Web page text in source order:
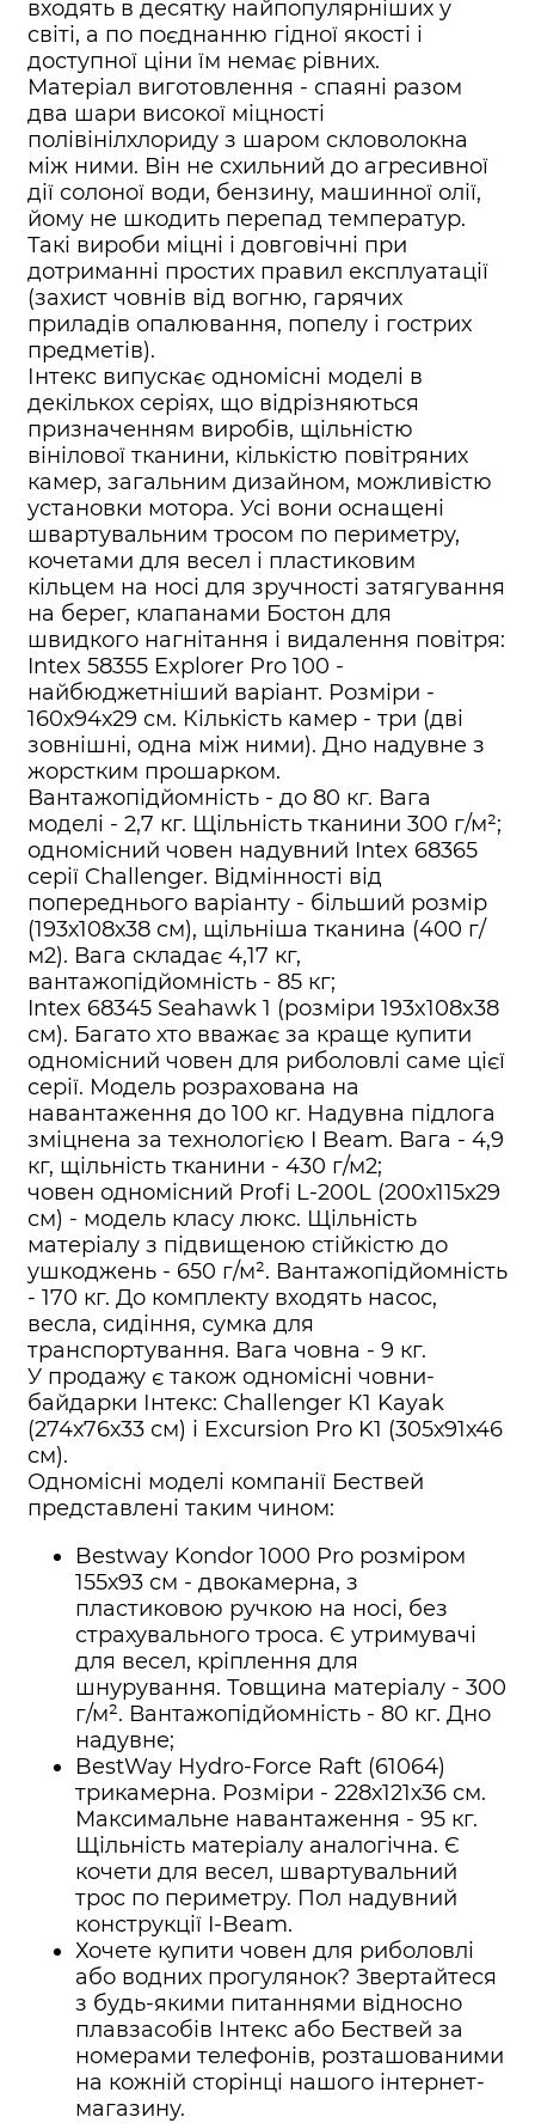
входять в десятку найпопулярніших у
світі, а по поєднанню гідної якості і
доступної ціни їм немає рівних.
Матеріал виготовлення - спаяні разом
два шари високої міцності
полівінілхлориду з шаром скловолокна
між ними. Він не схильний до агресивної
дії солоної води, бензину, машинної олії,
йому не шкодить перепад температур.
Такі вироби міцні і довговічні при
дотриманні простих правил експлуатації
(захист човнів від вогню, гарячих
приладів опалювання, попелу і гострих
предметів).
Інтекс випускає одномісні моделі в
декількох серіях, що відрізняються
призначенням виробів, щільністю
вінілової тканини, кількістю повітряних
камер, загальним дизайном, можливістю
установки мотора. Усі вони оснащені
швартувальним тросом по периметру,
кочетами для весел і пластиковим
кільцем на носі для зручності затягування
на берег, клапанами Бостон для
швидкого нагнітання і видалення повітря:
Intex 58355 Explorer Pro 100 -
найбюджетніший варіант. Розміри -
160х94х29 см. Кількість камер - три (дві
зовнішні, одна між ними). Дно надувне з
жорстким прошарком.
Вантажопідйомність - до 80 кг. Вага
моделі - 2,7 кг. Щільність тканини 300 г/м²;
одномісний човен надувний Intex 68365
серії Challenger. Відмінності від
попереднього варіанту - більший розмір
(193х108х38 см), щільніша тканина (400 г/
м2). Вага складає 4,17 кг,
вантажопідйомність - 85 кг;
Intex 68345 Seahawk 1 (розміри 193x108x38
см). Багато хто вважає за краще купити
одномісний човен для риболовлі саме цієї
серії. Модель розрахована на
навантаження до 100 кг. Надувна підлога
зміцнена за технологією I Beam. Вага - 4,9
кг, щільність тканини - 430 г/м2;
човен одномісний Profi L-200L (200х115х29
см) - модель класу люкс. Щільність
матеріалу з підвищеною стійкістю до
ушкоджень - 650 г/м². Вантажопідйомність
- 170 кг. До комплекту входять насос,
весла, сидіння, сумка для
транспортування. Вага човна - 9 кг.
У продажу є також одномісні човни-
байдарки Інтекс: Challenger К1 Kayak
(274х76х33 см) і Excursion Pro K1 (305х91х46
см).
Одномісні моделі компанії Бествей
представлені таким чином:
Bestway Kondor 1000 Pro розміром
155х93 см - двокамерна, з
пластиковою ручкою на носі, без
страхувального троса. Є утримувачі
для весел, кріплення для
шнурування. Товщина матеріалу - 300
г/м². Вантажопідйомність - 80 кг. Дно
надувне;
BestWay Hydro-Force Raft (61064)
трикамерна. Розміри - 228х121х36 см.
Максимальне навантаження - 95 кг.
Щільність матеріалу аналогічна. Є
кочети для весел, швартувальний
трос по периметру. Пол надувний
конструкції I-Beam.
Хочете купити човен для риболовлі
або водних прогулянок? Звертайтеся
з будь-якими питаннями відносно
плавзасобів Інтекс або Бествей за
номерами телефонів, розташованими
на кожній сторінці нашого інтернет-
магазину.